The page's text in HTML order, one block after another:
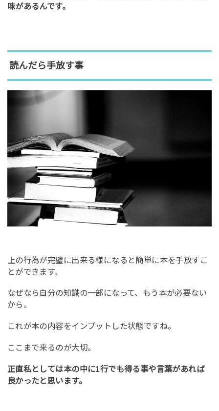
味があるんです。
読んだら手放す事
上の行為が完璧に出来る様になると簡単に本を手放すこ
とができます。
なぜなら自分の知識の一部になって、もう本が必要ない
から。
これが本の内容をインプットした状態ですね。
ここまで来るのが大切。
正直私としては本の中に1行でも得る事や言葉があれば
良かったと思います。